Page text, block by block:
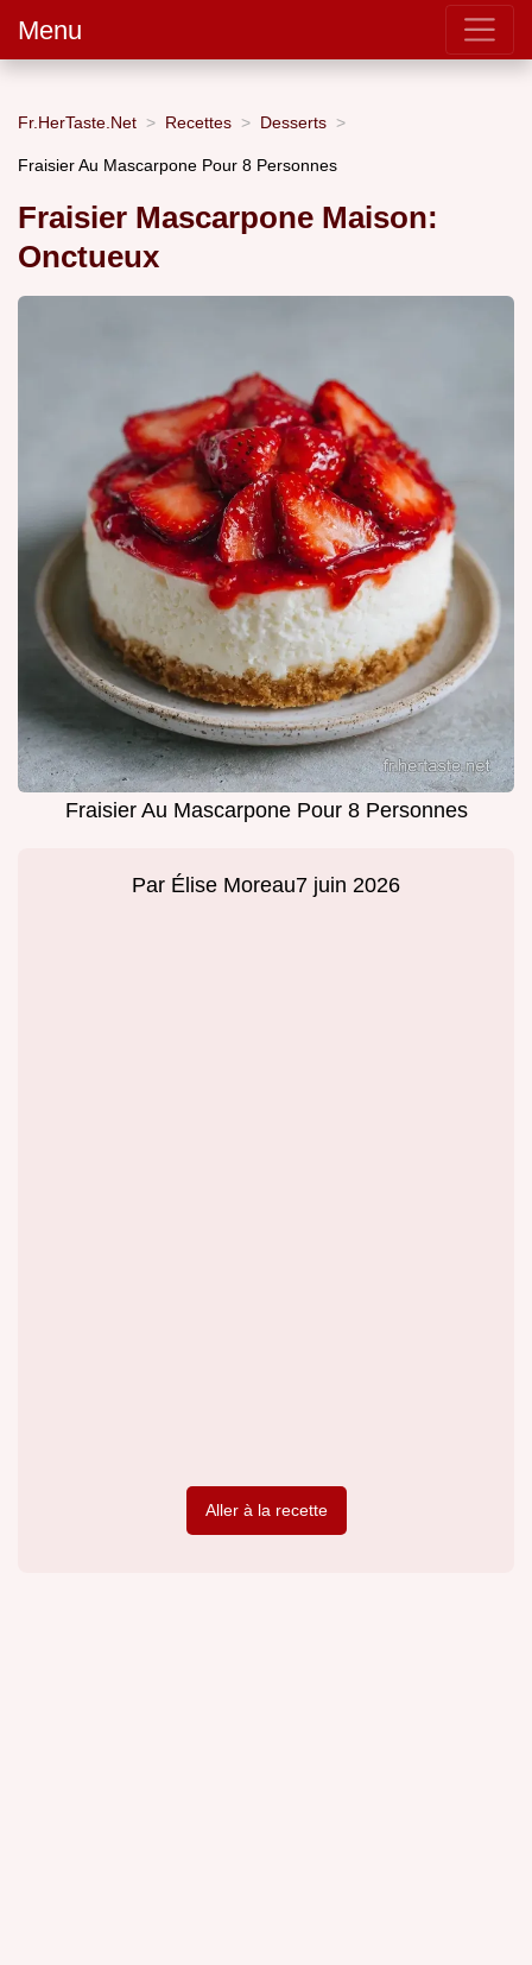
Menu
Fr.HerTaste.Net Recettes Desserts
Fraisier Au Mascarpone Pour 8 Personnes
Fraisier Mascarpone Maison:
Onctueux
Fraisier Au Mascarpone Pour 8 Personnes
Par Élise Moreau7 juin 2026
Aller à la recette